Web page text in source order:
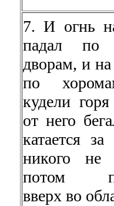
7. И огнь
падал по
дворам, и
по
кудели
от него
катается
никого не
потом
вверх во